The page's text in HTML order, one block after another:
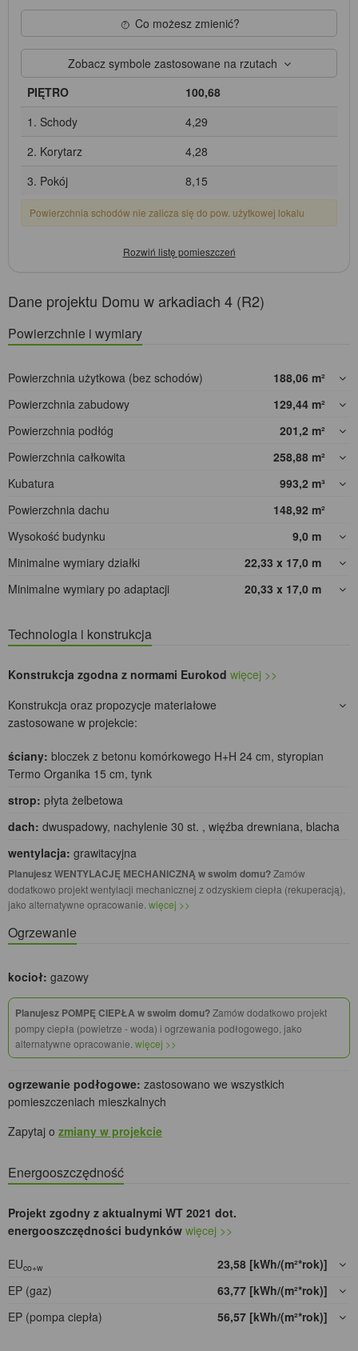
Co możesz zmienić?
Zobacz symbole zastosowane na rzutach
PIĘTRO
100,68
1. Schody
4,29
2. Korytarz
4,28
3. Pokój
8,15
Powierzchnia schodów nie zalicza się do pow. użytkowej lokalu
Dane projektu Domu w arkadiach 4 (R2)
Powierzchnie i wymiary
Powierzchnia użytkowa (bez schodów) 188,06 m²
Powierzchnia zabudowy
129,44 m²
Powierzchnia podłóg
201,2 m²
Powierzchnia całkowita
258,88 m²
Kubatura
993,2 m³
Powierzchnia dachu
148,92 m²
Wysokość budynku
9,0 m
Minimalne wymiary działki
22,33 x 17,0 m
Minimalne wymiary po adaptacji
20,33 x 17,0 m
Technologia i konstrukcja
Konstrukcja zgodna z normami Eurokod więcej >>
Konstrukcja oraz propozycje materiałowe
zastosowane w projekcie:
ściany: bloczek z betonu komórkowego H+H 24 cm, styropian
Termo Organika 15 cm, tynk
strop: płyta żelbetowa
dach: dwuspadowy, nachylenie 30 st. , więźba drewniana, blacha
wentylacja: grawitacyjna
Planujesz WENTYLACJĘ MECHANICZNĄ w swoim domu?Zamów
dodatkowo projekt wentylacji mechanicznej z odzyskiem ciepła (rekuperacją),
jako alternatywne opracowanie. więcej >>
Ogrzewanie
kocioł: gazowy
Planujesz POMPĘ CIEPŁA w swoim domu?Zamów dodatkowo projekt
pompy ciepła (powietrze - woda) i ogrzewania podłogowego, jako
alternatywne opracowanie. więcej >>
ogrzewanie podłogowe: zastosowano we wszystkich
pomieszczeniach mieszkalnych
Zapytaj o zmiany w projekcie
Energooszczędność
Projekt zgodny z aktualnymi WT 2021 dot.
energooszczędności budynków więcej >>
EUco+w
23,58 [kWh/(m²*rok)]
EP (gaz)
63,77 [kWh/(m²*rok)]
EP (pompa ciepła)
56,57 [kWh/(m²*rok)]